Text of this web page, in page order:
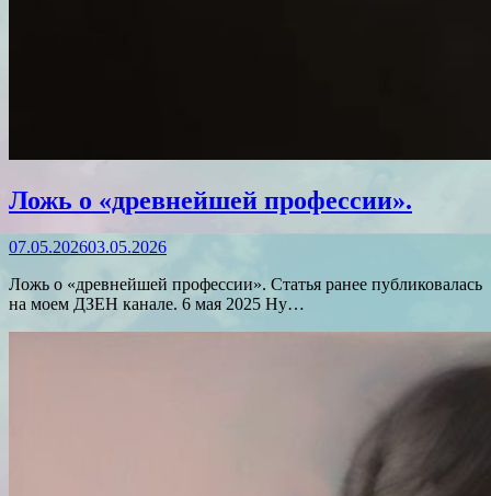
Ложь о «древнейшей профессии».
07.05.202603.05.2026
Ложь о «древнейшей профессии». Статья ранее публиковалась
на моем ДЗЕН канале. 6 мая 2025 Ну…